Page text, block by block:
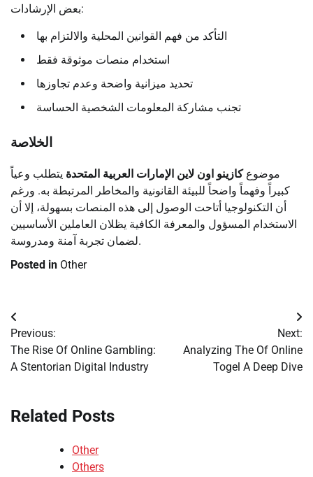
بعض الإرشادات:
التأكد من فهم القوانين المحلية والالتزام بها
استخدام منصات موثوقة فقط
تحديد ميزانية واضحة وعدم تجاوزها
تجنب مشاركة المعلومات الشخصية الحساسة
الخلاصة
موضوعكازينو اون لاين الإمارات العربية المتحدة يتطلب وعياً
كبيراً وفهماً واضحاً للبيئة القانونية والمخاطر المرتبطة به. ورغم
أن التكنولوجيا أتاحت الوصول إلى هذه المنصات بسهولة، إلا أن
الاستخدام المسؤول والمعرفة الكافية يظلان العاملين الأساسيين
لضمان تجربة آمنة ومدروسة.
Posted in Other
Post
navigation
Previous:
The Rise Of Online Gambling:
A Stentorian Digital Industry
Next:
Analyzing The Of Online
Togel A Deep Dive
Related Posts
Other
Others